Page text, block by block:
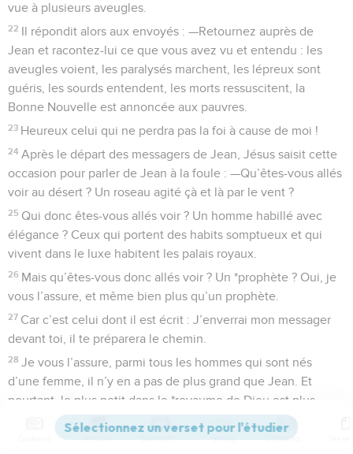
vue à plusieurs aveugles.
22 Il répondit alors aux envoyés : —Retournez auprès de
Jean et racontez-lui ce que vous avez vu et entendu : les
aveugles voient, les paralysés marchent, les lépreux sont
guéris, les sourds entendent, les morts ressuscitent, la
Bonne Nouvelle est annoncée aux pauvres.
23 Heureux celui qui ne perdra pas la foi à cause de moi !
24 Après le départ des messagers de Jean, Jésus saisit cette
occasion pour parler de Jean à la foule : —Qu’êtes-vous allés
voir au désert ? Un roseau agité çà et là par le vent ?
25 Qui donc êtes-vous allés voir ? Un homme habillé avec
élégance ? Ceux qui portent des habits somptueux et qui
vivent dans le luxe habitent les palais royaux.
26 Mais qu’êtes-vous donc allés voir ? Un *prophète ? Oui, je
vous l’assure, et même bien plus qu’un prophète.
27 Car c’est celui dont il est écrit : J’enverrai mon messager
devant toi, il te préparera le chemin.
28 Je vous l’assure, parmi tous les hommes qui sont nés
d’une femme, il n’y en a pas de plus grand que Jean. Et
pourtant, le plus petit dans le *royaume de Dieu est plus
grand que lui.
—Tous les gens du peuple et tous les *collecteurs
Versions Commentaires Strong